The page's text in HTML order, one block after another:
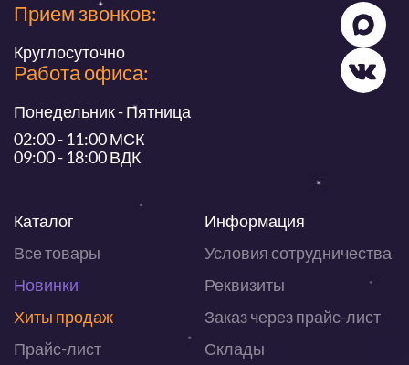
Прием звонков:
Круглосуточно
Работа офиса:
Понедельник - Пятница
02:00 - 11:00 МСК
09:00 - 18:00 ВДК
Каталог
Все товары
Новинки
Хиты продаж
Прайс-лист
Информация
Условия сотрудничества
Реквизиты
Заказ через прайс-лист
Склады